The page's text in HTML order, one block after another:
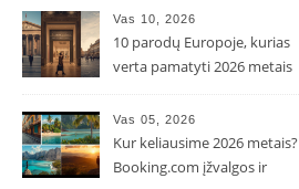
Vas 10, 2026
10 parodų Europoje, kurias
verta pamatyti 2026 metais
Vas 05, 2026
Kur keliausime 2026 metais?
Booking.com įžvalgos ir